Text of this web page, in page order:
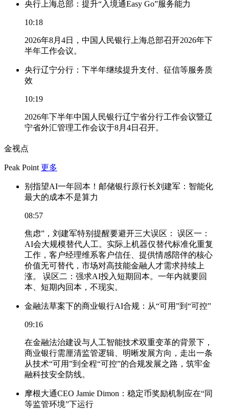
央行上海总部：提升“入境通Easy Go”服务能力
10:18
2026年8月4日，中国人民银行上海总部召开2026年下
半年工作会议。
央行辽宁分行：下半年继续提升支付、征信等服务质
效
10:19
2026年下半年中国人民银行辽宁省分行工作会议暨辽
宁省外汇管理工作会议于8月4日召开。
金视点
Peak Point 更多
别指望AI一年回本！邮储银行原行长刘建军：智能化
最大的成本不是算力
08:57
焦虑”，刘建军特别提醒要避开三大误区： 误区一：
AI会大规模替代人工。实际上机器仅替代标准化重复
工作，客户经理维系客户信任、提供情感陪伴的核心
价值无可替代，市场对高技能金融人才需求持续上
涨。 误区二：强求AI投入短期回本。一年内就要回
本、短期内回本，不现实。
金融法草案下的商业银行AI合规：从“可用”到“可控”
09:16
在金融法治建设与人工智能技术双重变革的背景下，
商业银行需厘清监管逻辑、明晰发展方向，走出一条
从技术“可用”到全程“可控”的合规发展之路，筑牢金
融科技安全防线。
摩根大通CEO Jamie Dimon：稳定币奖励机制应在“同
等监管环境”下运行